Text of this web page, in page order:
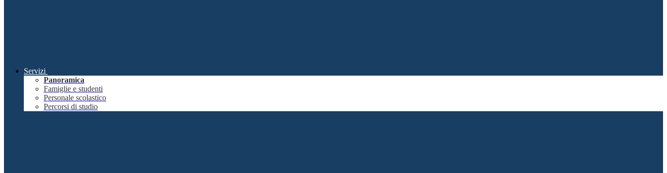
Servizi
Panoramica
Famiglie e studenti
Personale scolastico
Percorsi di studio